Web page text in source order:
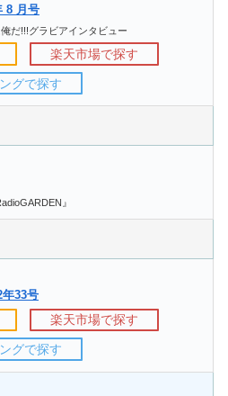
8 月号
だ!!!グラビアインタビュー
楽天市場で探す
グで探す
』
年33号
楽天市場で探す
グで探す